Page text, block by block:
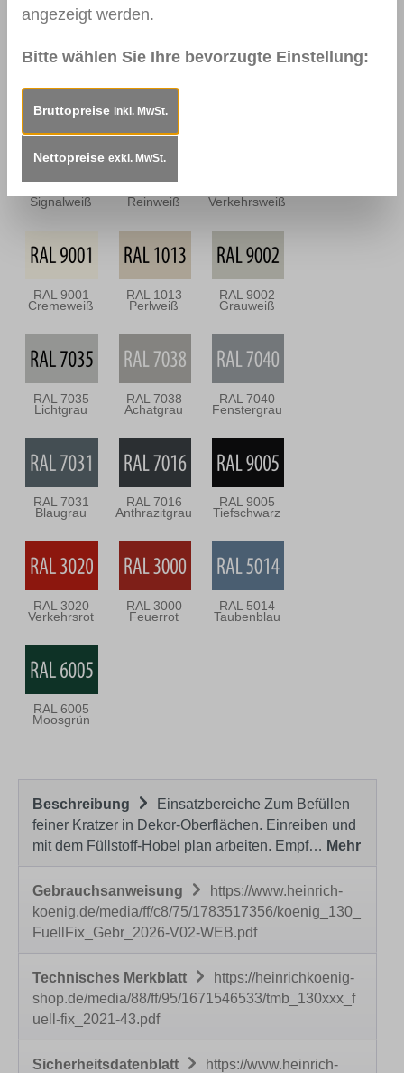
Dunkel
0112 0114
Dunkel
Signalweiß Reinweiß Verkehrsweiß
RAL 9001
Cremeweiß
RAL 1013
Perlweiß
RAL 9002
Grauweiß
RAL 7035
Lichtgrau
RAL 7038
Achatgrau
RAL 7040
Fenstergrau
RAL 7031
Blaugrau
RAL 7016
Anthrazitgrau
RAL 9005
Tiefschwarz
RAL 3020
Verkehrsrot
RAL 3000
Feuerrot
RAL 5014
Taubenblau
RAL 6005
Moosgrün
Beschreibung
Einsatzbereiche Zum Befüllen
feiner Kratzer in Dekor-Oberflächen. Einreiben und
mit dem Füllstoff-Hobel plan arbeiten. Empf… Mehr
Gebrauchsanweisung
https://www.heinrich-
koenig.de/media/ff/c8/75/1783517356/koenig_130_
FuellFix_Gebr_2026-V02-WEB.pdf
Technisches Merkblatt
https://heinrichkoenig-
shop.de/media/88/ff/95/1671546533/tmb_130xxx_f
uell-fix_2021-43.pdf
Sicherheitsdatenblatt
https://www.heinrich-
angezeigt werden.
Bitte wählen Sie Ihre bevorzugte Einstellung:
Bruttopreise inkl. MwSt.
Nettopreise exkl. MwSt.